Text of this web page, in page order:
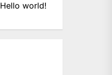
Hello world!